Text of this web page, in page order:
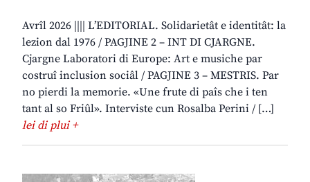
Avrîl 2026 |||| L’EDITORIAL. Solidarietât e identitât: la
lezion dal 1976 / PAGJINE 2 – INT DI CJARGNE.
Cjargne Laboratori di Europe: Art e musiche par
costruî inclusion sociâl / PAGJINE 3 – MESTRIS. Par
no pierdi la memorie. «Une frute di paîs che i ten
tant al so Friûl». Interviste cun Rosalba Perini / […]
lei di plui +